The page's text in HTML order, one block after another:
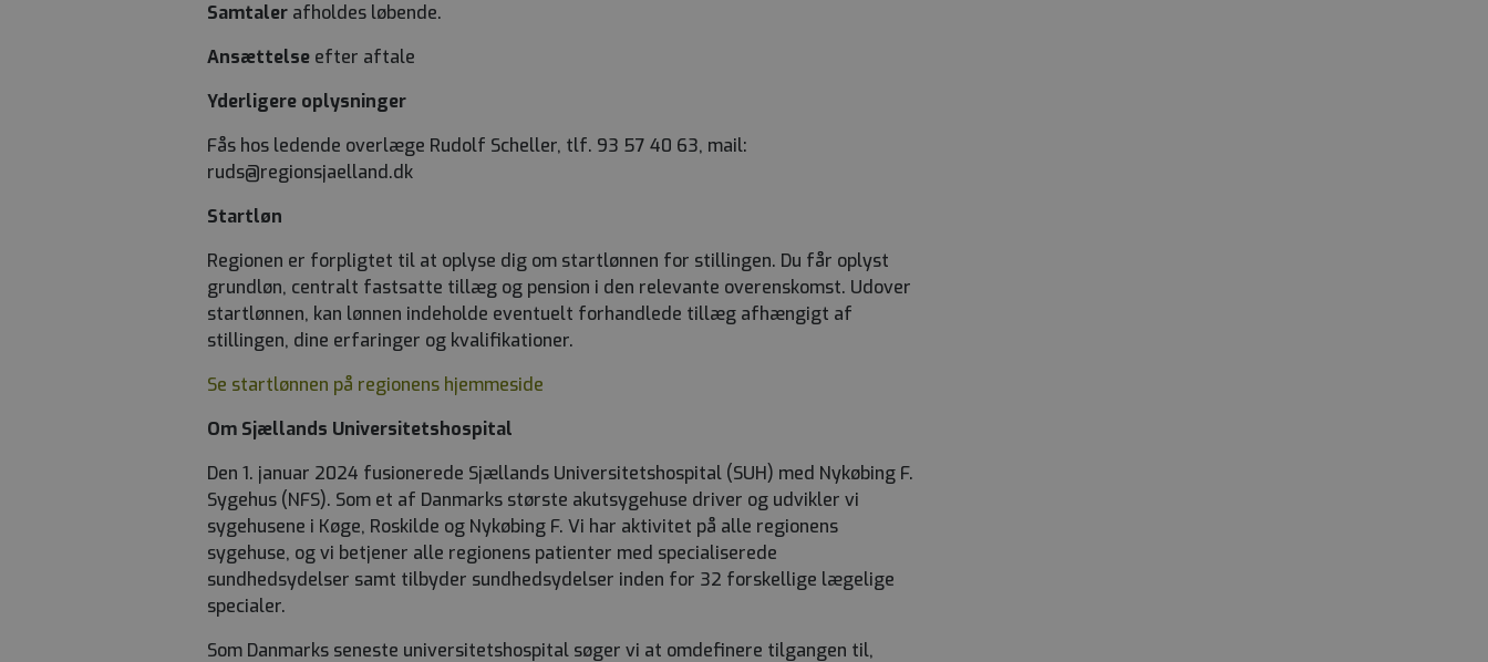
Samtaler afholdes løbende.
Ansættelse efter aftale
Yderligere oplysninger
Fås hos ledende overlæge Rudolf Scheller, tlf. 93 57 40 63, mail:
ruds@regionsjaelland.dk
Startløn
Regionen er forpligtet til at oplyse dig om startlønnen for stillingen. Du får oplyst
grundløn, centralt fastsatte tillæg og pension i den relevante overenskomst. Udover
startlønnen, kan lønnen indeholde eventuelt forhandlede tillæg afhængigt af
stillingen, dine erfaringer og kvalifikationer.
Se startlønnen på regionens hjemmeside
Om Sjællands Universitetshospital
Den 1. januar 2024 fusionerede Sjællands Universitetshospital (SUH) med Nykøbing F.
Sygehus (NFS). Som et af Danmarks største akutsygehuse driver og udvikler vi
sygehusene i Køge, Roskilde og Nykøbing F. Vi har aktivitet på alle regionens
sygehuse, og vi betjener alle regionens patienter med specialiserede
sundhedsydelser samt tilbyder sundhedsydelser inden for 32 forskellige lægelige
specialer.
Som Danmarks seneste universitetshospital søger vi at omdefinere tilgangen til,